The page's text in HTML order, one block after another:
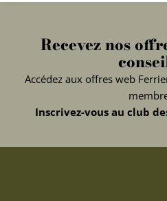
Recevez nos
Accédez aux offres web
Inscrivez-vous au club